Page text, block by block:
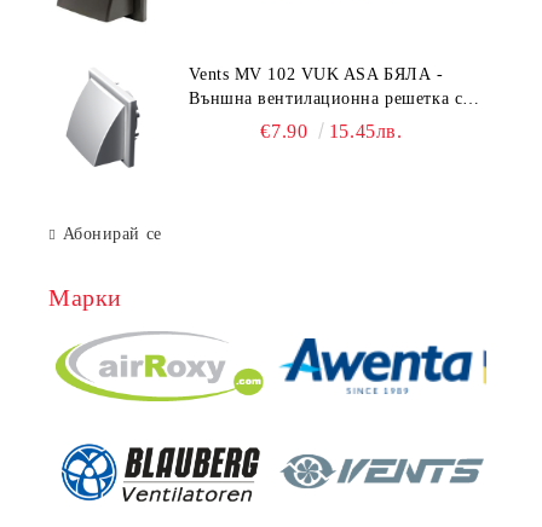
Vents MV 102 VUK ASA БЯЛА -
Външна вентилационна решетка с
гравитачна клапа Ø 100, Ø 125,
€7.90 15.45лв.
Абонирай се
Марки